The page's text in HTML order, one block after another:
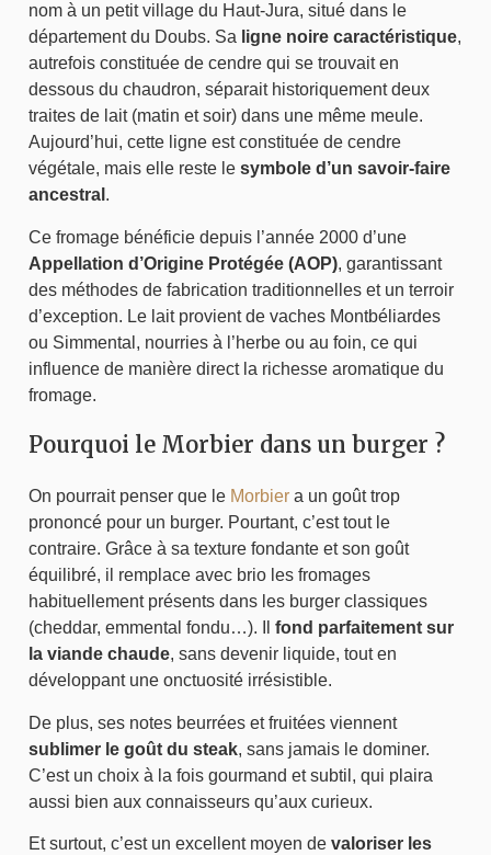
nom à un petit village du Haut-Jura, situé dans le
département du Doubs. Sa ligne noire caractéristique,
autrefois constituée de cendre qui se trouvait en
dessous du chaudron, séparait historiquement deux
traites de lait (matin et soir) dans une même meule.
Aujourd’hui, cette ligne est constituée de cendre
végétale, mais elle reste le symbole d’un savoir-faire
ancestral .
Ce fromage bénéficie depuis l’année 2000 d’une
Appellation d’Origine Protégée (AOP), garantissant
des méthodes de fabrication traditionnelles et un terroir
d’exception. Le lait provient de vaches Montbéliardes
ou Simmental, nourries à l’herbe ou au foin, ce qui
influence de manière direct la richesse aromatique du
fromage.
Pourquoi le Morbier dans un burger ?
On pourrait penser que le Morbier a un goût trop
prononcé pour un burger. Pourtant, c’est tout le
contraire. Grâce à sa texture fondante et son goût
équilibré, il remplace avec brio les fromages
habituellement présents dans les burger classiques
(cheddar, emmental fondu…). Il fond parfaitement sur
la viande chaude, sans devenir liquide, tout en
développant une onctuosité irrésistible.
De plus, ses notes beurrées et fruitées viennent
sublimer le goût du steak, sans jamais le dominer.
C’est un choix à la fois gourmand et subtil, qui plaira
aussi bien aux connaisseurs qu’aux curieux.
Et surtout, c’est un excellent moyen de valoriser les